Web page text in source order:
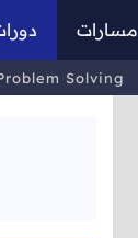
مسارات
Solving